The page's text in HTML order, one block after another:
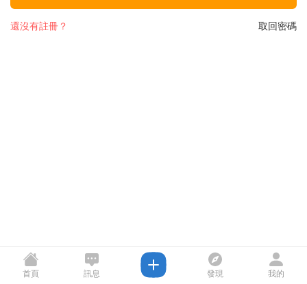
取回密碼
還沒有註冊？
首頁 訊息 發現 我的